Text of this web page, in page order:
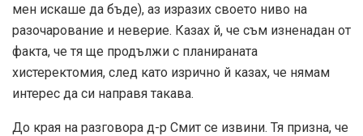
мен искаше да бъде), аз изразих своето ниво на
разочарование и неверие. Казах й, че съм изненадан от
факта, че тя ще продължи с планираната
хистеректомия, след като изрично й казах, че нямам
интерес да си направя такава.
До края на разговора д-р Смит се извини. Тя призна, че